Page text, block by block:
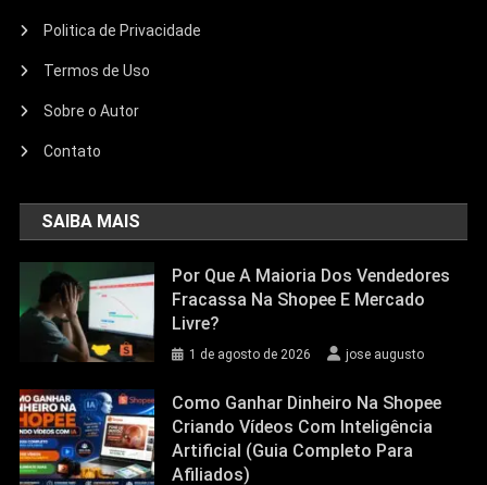
Politica de Privacidade
Termos de Uso
Sobre o Autor
Contato
SAIBA MAIS
Por Que A Maioria Dos Vendedores
Fracassa Na Shopee E Mercado
Livre?
1 de agosto de 2026 jose augusto
Como Ganhar Dinheiro Na Shopee
Criando Vídeos Com Inteligência
Artificial (Guia Completo Para
Afiliados)